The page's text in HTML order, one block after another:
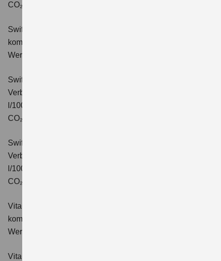
CO₂-Klasse: C.
Swift 1.2 DUALJET HYBRID Comfort+
kombinierter Energieverbrauch 4,4 l/100km; kombinierter
Wert der CO₂-Emission: 99 g/km; CO₂-Klasse: C.
Swift 1.2 DUALJET HYBRID CVT Comfort+
Verbrauchswerte: kombinierter Energieverbrauch 4,7
l/100km; kombinierter Wert der CO₂-Emission: 106 g/km;
CO₂-Klasse: C.
Swift 1.2 DUALJET HYBRID ALLGRIP Comfort+
Verbrauchswerte: kombinierter Energieverbrauch 4,9
l/100km; kombinierter Wert der CO₂-Emission: 110 g/km;
CO₂-Klasse: C.
Vitara 1.4 BOOSTERJET HYBRID Club
kombinierter Energieverbrauch 5,3 l/100km; kombinierter
Wert der CO₂-Emission: 119 g/km; CO₂-Klasse: D
Vitara 1.4 BOOSTERJET HYBRID